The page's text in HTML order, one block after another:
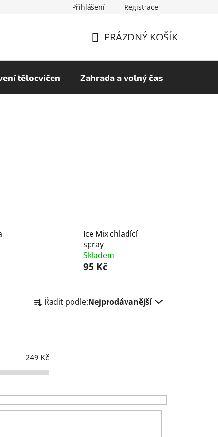
osobních údajů Hodnocení obchodu
Přihlášení Registrace
KOŠÍK
PRÁZDNÝ KOŠÍK
tělocvičen Zahrada a volný čas
Ice Mix chladící
spray
Skladem
95 Kč
a
í
p
o
d
Řadit podle:Nejprodávanější
249 Kč